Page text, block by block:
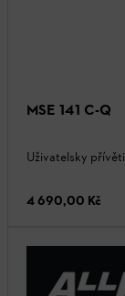
MSE 141 C-Q
Uživatelsky
4 690,00 Kč